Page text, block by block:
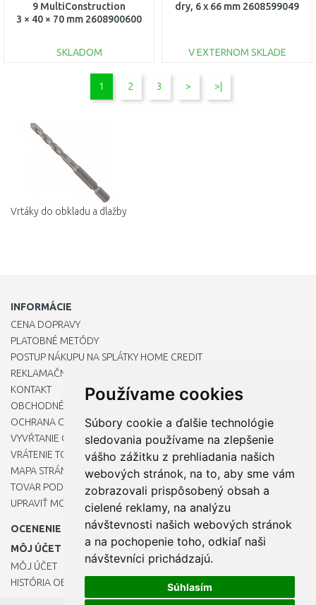
Používame cookies
Súbory cookie a ďalšie technológie
sledovania používame na zlepšenie
vášho zážitku z prehliadania našich
webových stránok, na to, aby sme vám
zobrazovali prispôsobený obsah a
cielené reklamy, na analýzu
návštevnosti našich webových stránok
a na pochopenie toho, odkiaľ naši
návštevníci prichádzajú.
Súhlasím
9 MultiConstruction
3 × 40 × 70 mm 2608900600
SKLADOM
DO KOŠÍKA
dry, 6 x 66 mm 2608599049
V EXTERNOM SKLADE
DO KOŠÍKA
1 2 3 > >|
Vrtáky do obkladu a dlažby
INFORMÁCIE
CENA DOPRAVY
PLATOBNÉ METÓDY
POSTUP NÁKUPU NA SPLÁTKY HOME CREDIT
REKLAMAČNÝ PORIADOK
KONTAKT
OBCHODNÉ PODMIENKY
OCHRANA OSOBNÝCH ÚDAJOV
VYVŔTANIE OTVORU DO DREZU PRE KUCHYNSKÚ BATÉRIU
VRÁTENIE TOVARU / REKLAMÁCIE
MAPA STRÁNOK
TOVAR PODĽA ZNAČIEK
UPRAVIŤ MOJE PREDVOĽBY COOKIES
OCENENIE
MÔJ ÚČET
MÔJ ÚČET
HISTÓRIA OBJEDNÁVOK